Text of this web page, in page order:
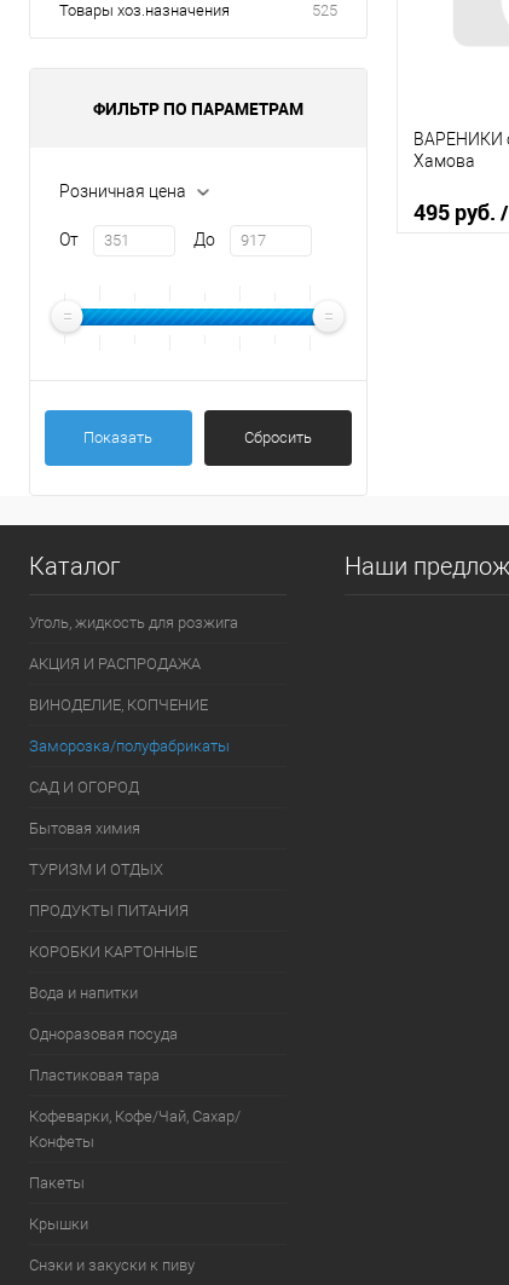
Товары хоз.назначения 525
ФИЛЬТР ПО ПАРАМЕТРАМ
Розничная цена
От До
Показать Сбросить
ВАРЕНИКИ
Хамова
495 руб.
Каталог
Уголь, жидкость для розжига
АКЦИЯ И РАСПРОДАЖА
ВИНОДЕЛИЕ, КОПЧЕНИЕ
Заморозка/полуфабрикаты
САД И ОГОРОД
Бытовая химия
ТУРИЗМ И ОТДЫХ
ПРОДУКТЫ ПИТАНИЯ
КОРОБКИ КАРТОННЫЕ
Вода и напитки
Одноразовая посуда
Пластиковая тара
Кофеварки, Кофе/Чай, Сахар/
Конфеты
Пакеты
Крышки
Снэки и закуски к пиву
Наши